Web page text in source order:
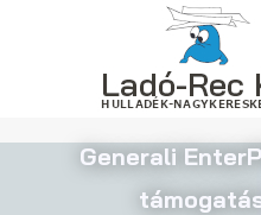
Generali